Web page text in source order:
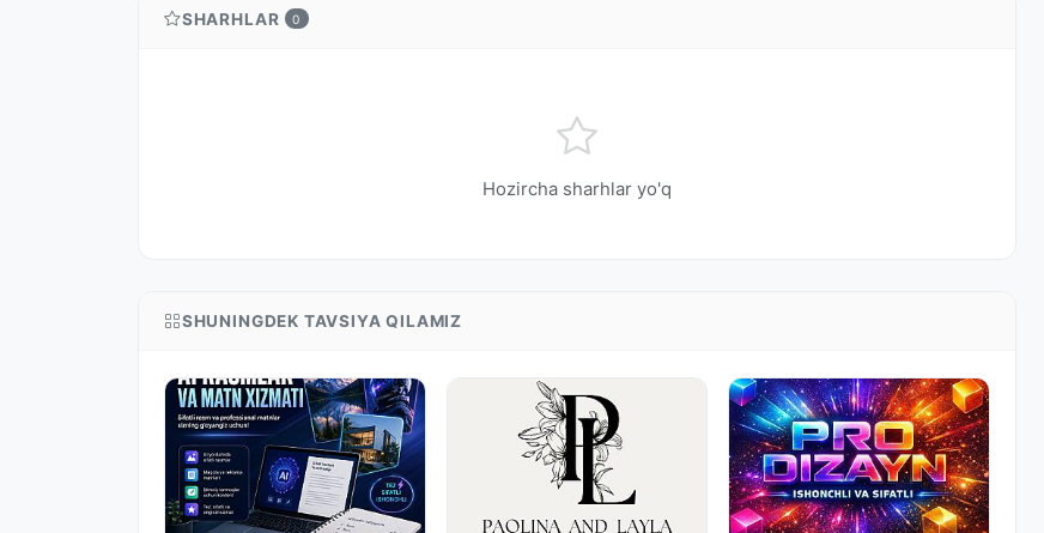
SHARHLAR 0
Hozircha sharhlar yo'q
SHUNINGDEK TAVSIYA QILAMIZ